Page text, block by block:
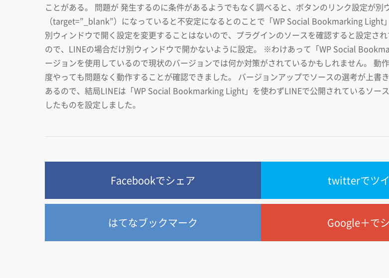
ことがある。 問題が 発生するのに条件があるようでもなく調べると、ボタンのリンク設定が別
（target=”_blank”）になっていると不安定になるとのことで「WP Social Bookmarking Light
別ウィンドウで開く設定を変更することはないので、プラグインのソースを確認すると設定さ
ので、LINEの場合だけ別ウィンドウで開かないように設定。 ※わけあって「WP Social
ージョンを使用しているので現状のバージョンでは何か対策がされているかもしれません。 動
度やっても問題なく動作することが確認できました。 バージョンアップでソースの選考が上書
あるので、結局LINEは「WP Social Bookmarking Light」を使わずLINEで公開されているソー
したものを設定しました。
Facebookでシェア twitterでツ
はてなブックマーク Google＋で